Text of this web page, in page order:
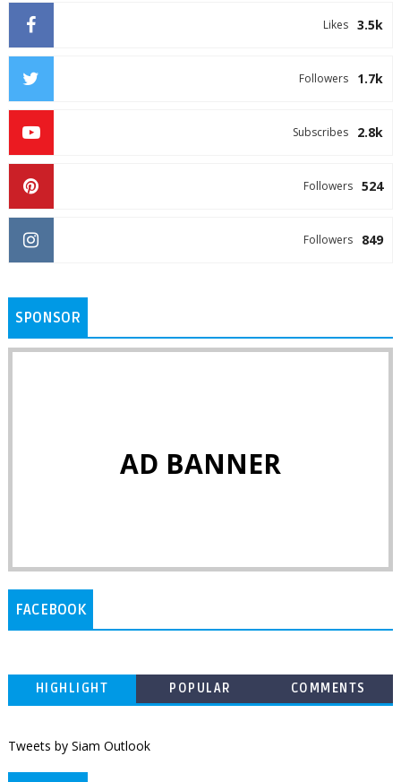
3.5k
Likes
1.7k
Followers
2.8k
Subscribes
524
Followers
849
Followers
SPONSOR
AD BANNER
FACEBOOK
HIGHLIGHT POPULAR COMMENTS
Tweets by Siam Outlook